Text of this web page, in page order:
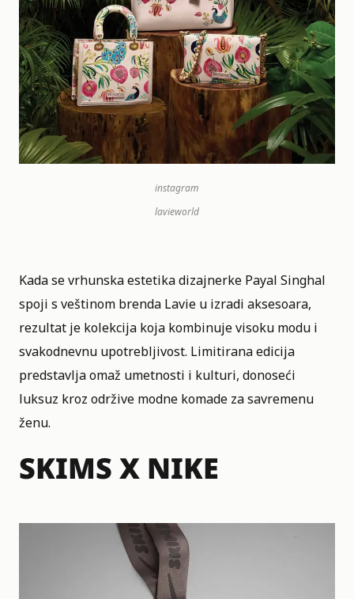
instagram
lavieworld
Kada se vrhunska estetika dizajnerke Payal Singhal
spoji s veštinom brenda Lavie u izradi aksesoara,
rezultat je kolekcija koja kombinuje visoku modu i
svakodnevnu upotrebljivost. Limitirana edicija
predstavlja omaž umetnosti i kulturi, donoseći
luksuz kroz održive modne komade za savremenu
ženu.
SKIMS X NIKE